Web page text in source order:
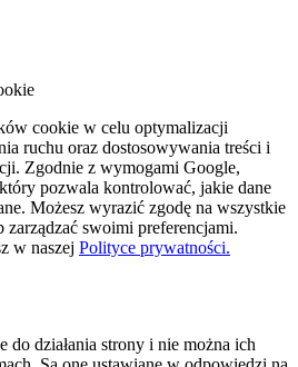
cookie w celu optymalizacji
ruchu oraz dostosowywania treści i
Zgodnie z wymogami Google,
pozwala kontrolować, jakie dane
Możesz wyrazić zgodę na wszystkie
swoimi preferencjami.
w naszej Polityce prywatności.
do działania strony i nie można ich